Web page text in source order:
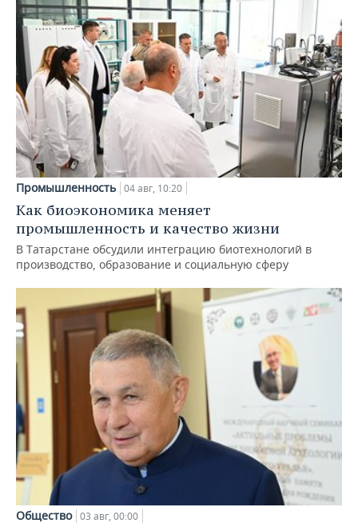
Промышленность 04 авг, 10:20
Как биоэкономика меняет
промышленность и качество жизни
В Татарстане обсудили интеграцию биотехнологий в
производство, образование и социальную сферу
Общество 03 авг, 00:00